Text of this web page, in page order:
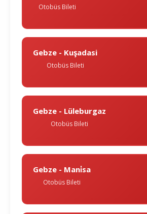
Otobüs Bileti
Gebze - Kuşadasi
Otobüs Bileti
Gebze - Lüleburgaz
Otobüs Bileti
Gebze - Mani̇sa
Otobüs Bileti